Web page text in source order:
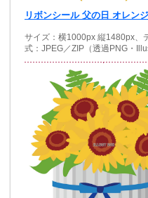
リボンシール 父の日 オレンジ
サイズ：横1000px 縦1480px、
式：JPEG／ZIP（透過PNG・